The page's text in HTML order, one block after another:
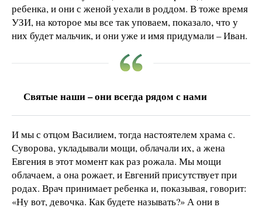
ребенка, и они с женой уехали в роддом. В тоже время
УЗИ, на которое мы все так уповаем, показало, что у
них будет мальчик, и они уже и имя придумали – Иван.
Святые наши – они всегда рядом с нами
И мы с отцом Василием, тогда настоятелем храма с.
Суворова, укладывали мощи, облачали их, а жена
Евгения в этот момент как раз рожала. Мы мощи
облачаем, а она рожает, и Евгений присутствует при
родах. Врач принимает ребенка и, показывая, говорит:
«Ну вот, девочка. Как будете называть?» А они в